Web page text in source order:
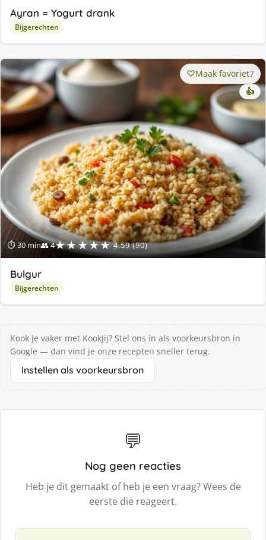
Ayran = Yogurt drank
Bijgerechten
⏱ 30 min👥 4★★★★★ 4.59 (90)
Maak favoriet7
👍
Bulgur
Bijgerechten
Kook je vaker met KookJij? Stel ons in als voorkeursbron in
Google — dan vind je onze recepten sneller terug.
Instellen als voorkeursbron
💬
Nog geen reacties
Heb je dit gemaakt of heb je een vraag? Wees de
eerste die reageert.